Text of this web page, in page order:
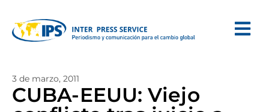
3 de marzo, 2011
CUBA-EEUU: Viejo